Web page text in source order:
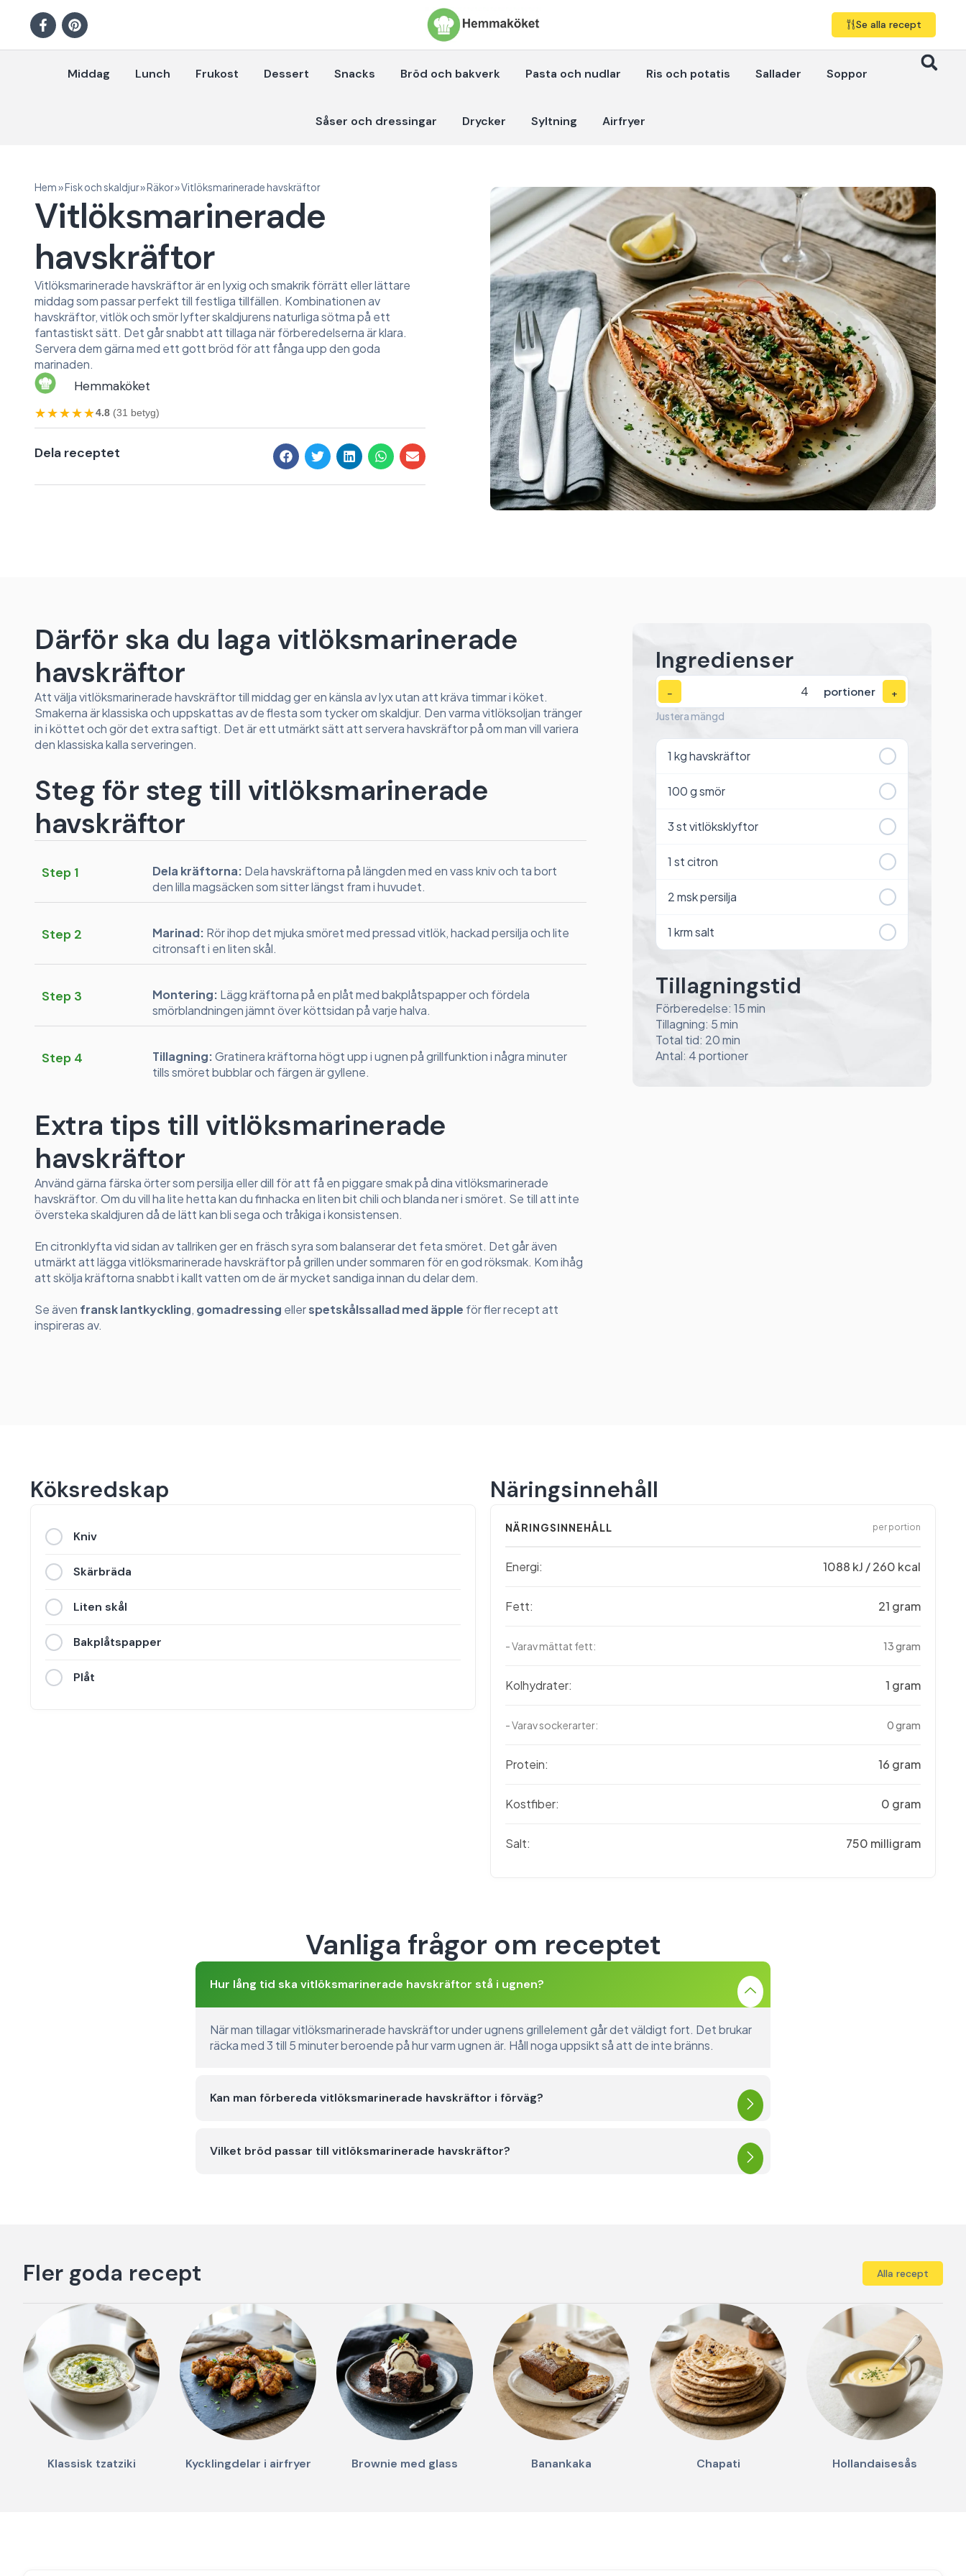
Se alla recept
Middag Lunch Frukost Dessert Snacks Bröd och bakverk Pasta och nudlar Ris och potatis Sallader Soppor
Såser och dressingar Drycker Syltning Airfryer
Hem»Fisk och skaldjur»Räkor»Vitlöksmarinerade havskräftor
Vitlöksmarinerade
havskräftor
Vitlöksmarinerade havskräftor är en lyxig och smakrik förrätt eller lättare
middag som passar perfekt till festliga tillfällen. Kombinationen av
havskräftor, vitlök och smör lyfter skaldjurens naturliga sötma på ett
fantastiskt sätt. Det går snabbt att tillaga när förberedelserna är klara.
Servera dem gärna med ett gott bröd för att fånga upp den goda
marinaden.
Hemmaköket
★★★★★
★★★★★4.8 (31 betyg)
Dela receptet
Därför ska du laga vitlöksmarinerade
havskräftor
Att välja vitlöksmarinerade havskräftor till middag ger en känsla av lyx utan att kräva timmar i köket.
Smakerna är klassiska och uppskattas av de flesta som tycker om skaldjur. Den varma vitlöksoljan tränger
in i köttet och gör det extra saftigt. Det är ett utmärkt sätt att servera havskräftor på om man vill variera
den klassiska kalla serveringen.
Steg för steg till vitlöksmarinerade
havskräftor
Step 1 Dela kräftorna: Dela havskräftorna på längden med en vass kniv och ta bort
den lilla magsäcken som sitter längst fram i huvudet.
Step 2 Marinad: Rör ihop det mjuka smöret med pressad vitlök, hackad persilja och lite
citronsaft i en liten skål.
Step 3 Montering: Lägg kräftorna på en plåt med bakplåtspapper och fördela
smörblandningen jämnt över köttsidan på varje halva.
Step 4 Tillagning:Gratinera kräftorna högt upp i ugnen på grillfunktion i några minuter
tills smöret bubblar och färgen är gyllene.
Extra tips till vitlöksmarinerade
havskräftor
Använd gärna färska örter som persilja eller dill för att få en piggare smak på dina vitlöksmarinerade
havskräftor. Om du vill ha lite hetta kan du finhacka en liten bit chili och blanda ner i smöret. Se till att inte
översteka skaldjuren då de lätt kan bli sega och tråkiga i konsistensen.
En citronklyfta vid sidan av tallriken ger en fräsch syra som balanserar det feta smöret. Det går även
utmärkt att lägga vitlöksmarinerade havskräftor på grillen under sommaren för en god röksmak. Kom ihåg
att skölja kräftorna snabbt i kallt vatten om de är mycket sandiga innan du delar dem.
Se även fransk lantkyckling, gomadressing ellerspetskålssallad med äpple för fler recept att
inspireras av.
Ingredienser
− portioner
+
Justera mängd
1 kg havskräftor
100g smör
3st vitlöksklyftor
1 st citron
2msk persilja
1 krm salt
Tillagningstid
Förberedelse: 15 min
Tillagning: 5 min
Total tid: 20 min
Antal: 4 portioner
Köksredskap
Kniv
Skärbräda
Liten skål
Bakplåtspapper
Plåt
Näringsinnehåll
NÄRINGSINNEHÅLL per portion
Energi: 1088 kJ / 260 kcal
Fett: 21 gram
- Varav mättat fett: 13 gram
Kolhydrater: 1 gram
- Varav sockerarter: 0 gram
Protein: 16 gram
Kostfiber: 0 gram
Salt: 750 milligram
Vanliga frågor om receptet
Hur lång tid ska vitlöksmarinerade havskräftor stå i ugnen?
När man tillagar vitlöksmarinerade havskräftor under ugnens grillelement går det väldigt fort. Det brukar
räcka med 3 till 5 minuter beroende på hur varm ugnen är. Håll noga uppsikt så att de inte bränns.
Kan man förbereda vitlöksmarinerade havskräftor i förväg?
Vilket bröd passar till vitlöksmarinerade havskräftor?
Fler goda recept Alla recept
Klassisk tzatziki Kycklingdelar i airfryer Brownie med glass Banankaka Chapati Hollandaisesås